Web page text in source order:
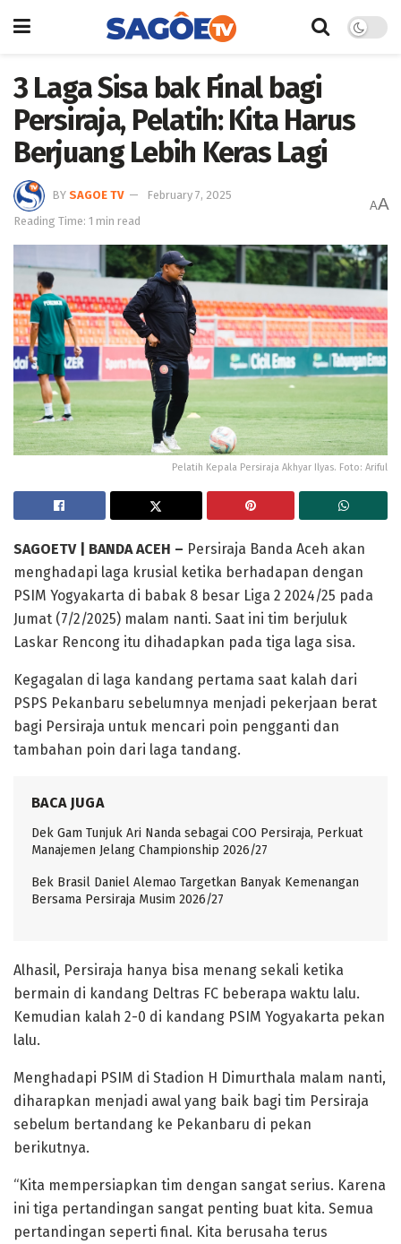
3 Laga Sisa bak Final bagi
Persiraja, Pelatih: Kita Harus
Berjuang Lebih Keras Lagi
BY SAGOE TV
February 7, 2025
Reading Time: 1 min read
AA
Pelatih Kepala Persiraja Akhyar Ilyas. Foto: Ariful
SAGOETV | BANDA ACEH – Persiraja Banda Aceh akan
menghadapi laga krusial ketika berhadapan dengan
PSIM Yogyakarta di babak 8 besar Liga 2 2024/25 pada
Jumat (7/2/2025) malam nanti. Saat ini tim berjuluk
Laskar Rencong itu dihadapkan pada tiga laga sisa.
Kegagalan di laga kandang pertama saat kalah dari
PSPS Pekanbaru sebelumnya menjadi pekerjaan berat
bagi Persiraja untuk mencari poin pengganti dan
tambahan poin dari laga tandang.
BACA JUGA
Dek Gam Tunjuk Ari Nanda sebagai COO Persiraja, Perkuat
Manajemen Jelang Championship 2026/27
Bek Brasil Daniel Alemao Targetkan Banyak Kemenangan
Bersama Persiraja Musim 2026/27
Alhasil, Persiraja hanya bisa menang sekali ketika
bermain di kandang Deltras FC beberapa waktu lalu.
Kemudian kalah 2-0 di kandang PSIM Yogyakarta pekan
lalu.
Menghadapi PSIM di Stadion H Dimurthala malam nanti,
diharapkan menjadi awal yang baik bagi tim Persiraja
sebelum bertandang ke Pekanbaru di pekan
berikutnya.
“Kita mempersiapkan tim dengan sangat serius. Karena
ini tiga pertandingan sangat penting buat kita. Semua
pertandingan seperti final. Kita berusaha terus